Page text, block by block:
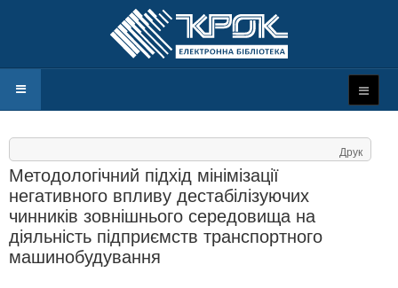
Друк
Методологічний підхід мінімізації
негативного впливу дестабілізуючих
чинників зовнішнього середовища на
діяльність підприємств транспортного
машинобудування